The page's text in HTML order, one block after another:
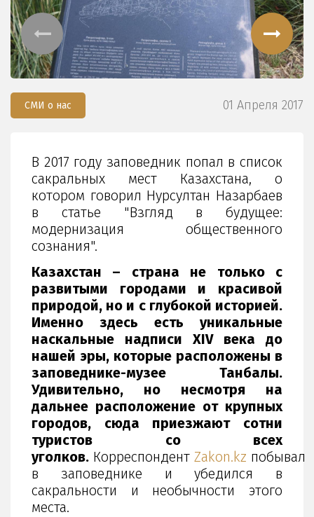
СМИ о нас 01 Апреля 2017
В 2017 году заповедник попал в список
сакральных мест Казахстана, о
котором говорил Нурсултан Назарбаев
в статье "Взгляд в будущее:
модернизация общественного
сознания".
Казахстан – страна не только с
развитыми городами и красивой
природой, но и с глубокой историей.
Именно здесь есть уникальные
наскальные надписи XIV века до
нашей эры, которые расположены в
заповеднике-музее Танбалы.
Удивительно, но несмотря на
дальнее расположение от крупных
городов, сюда приезжают сотни
туристов со всех
уголков. Корреспондент Zakon.kz побывал
в заповеднике и убедился в
сакральности и необычности этого
места.